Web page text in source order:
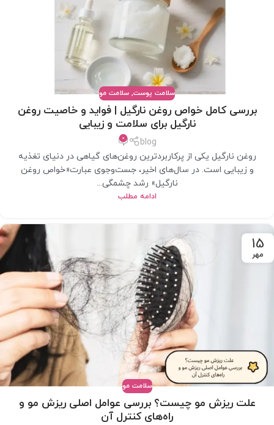
سلامت پوست, سلامت مو
بررسی کامل خواص روغن نارگیل | فواید و خاصیت روغن
نارگیل برای سلامت و زیبایی
blog
0
روغن نارگیل یکی از پرکاربردترین روغن‌های گیاهی در دنیای تغذیه
و زیبایی است. در سال‌های اخیر، جست‌وجوی عبارت«خواص روغن
نارگیل» رشد چشمگی...
ادامه مطلب
15
مهر
سلامت مو
علت ریزش مو چیست؟ بررسی عوامل اصلی ریزش مو و
راه‌های کنترل آن